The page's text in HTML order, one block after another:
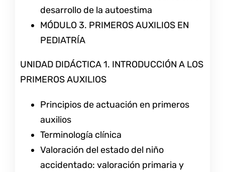
desarrollo de la autoestima
MÓDULO 3. PRIMEROS AUXILIOS EN
PEDIATRÍA
UNIDAD DIDÁCTICA 1. INTRODUCCIÓN A LOS
PRIMEROS AUXILIOS
Principios de actuación en primeros
auxilios
Terminología clínica
Valoración del estado del niño
accidentado: valoración primaria y